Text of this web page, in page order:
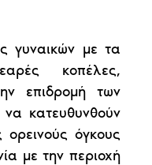
γυναικών με τα
κοπέλες,
επιδρομή των
κατευθυνθούν
όγκους
με την περιοχή